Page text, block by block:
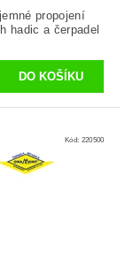
propojení
hadic a čerpadel
Kód: 220500